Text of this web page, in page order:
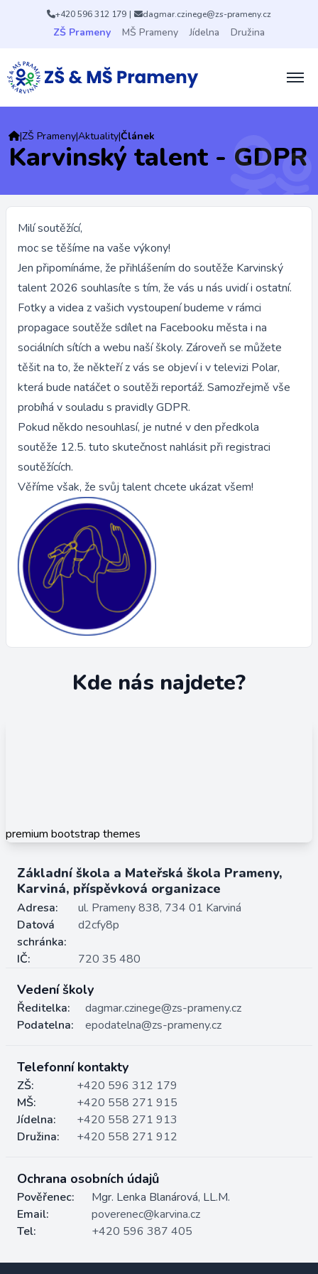
+420 596 312 179 | dagmar.czinege@zs-prameny.cz
ZŠ Prameny MŠ Prameny Jídelna Družina
|ZŠ Prameny|Aktuality|Článek
Karvinský talent - GDPR
Milí soutěžící,
moc se těšíme na vaše výkony!
Jen připomínáme, že přihlášením do soutěže Karvinský
talent 2026 souhlasíte s tím, že vás u nás uvidí i ostatní.
Fotky a videa z vašich vystoupení budeme v rámci
propagace soutěže sdílet na Facebooku města i na
sociálních sítích a webu naší školy. Zároveň se můžete
těšit na to, že někteří z vás se objeví i v televizi Polar,
která bude natáčet o soutěži reportáž. Samozřejmě vše
probíhá v souladu s pravidly GDPR.
Pokud někdo nesouhlasí, je nutné v den předkola
soutěže 12.5. tuto skutečnost nahlásit při registraci
soutěžících.
Věříme však, že svůj talent chcete ukázat všem!
Kde nás najdete?
premium bootstrap themes
Základní škola a Mateřská škola Prameny,
Karviná, příspěvková organizace
Adresa:
ul. Prameny 838, 734 01 Karviná
Datová
schránka:
d2cfy8p
IČ: 720 35 480
Vedení školy
Ředitelka:
dagmar.czinege@zs-prameny.cz
Podatelna:
epodatelna@zs-prameny.cz
Telefonní kontakty
ZŠ:
+420 596 312 179
MŠ:
+420 558 271 915
Jídelna:
+420 558 271 913
Družina:
+420 558 271 912
Ochrana osobních údajů
Pověřenec:
Mgr. Lenka Blanárová, LL.M.
Email:
poverenec@karvina.cz
Tel:
+420 596 387 405